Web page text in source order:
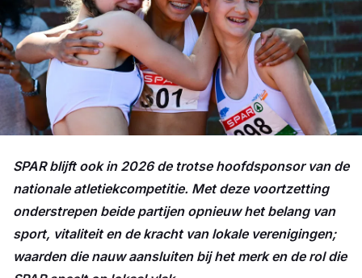
SPAR blijft ook in 2026 de trotse hoofdsponsor van de
nationale atletiekcompetitie. Met deze voortzetting
onderstrepen beide partijen opnieuw het belang van
sport, vitaliteit en de kracht van lokale verenigingen;
waarden die nauw aansluiten bij het merk en de rol die